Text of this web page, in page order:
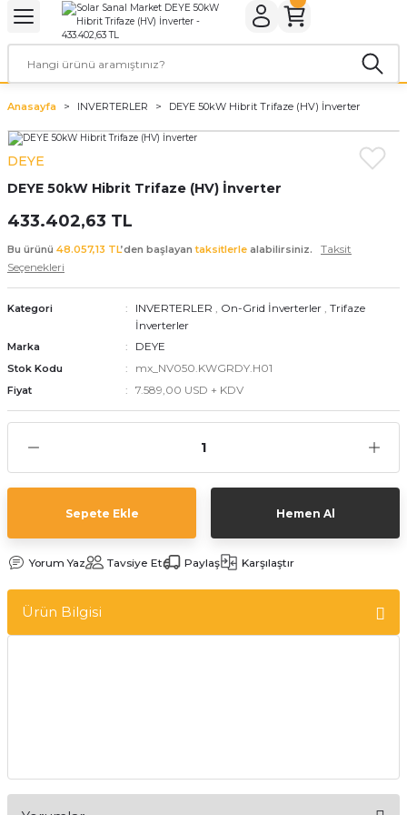
Geri Dön
Geri Dön
CİHAZLARI
Cihazları
Geri Dön
Geri Dön
Geri Dön
Geri Dön
Paketleri
Paketler
Anasayfa INVERTERLER DEYE 50kW Hibrit Trifaze (HV) İnverter
DEYE
DEYE 50kW Hibrit Trifaze (HV) İnverter
433.402,63 TL
Bu ürünü 48.057,13 TL’den başlayantaksitlerle alabilirsiniz.
Taksit
Seçenekleri
Kategori INVERTERLER , On-Grid İnverterler , Trifaze
İnverterler
Marka DEYE
Stok Kodu mx_NV050.KWGRDY.H01
Fiyat 7.589,00 USD + KDV
Sepete Ekle Hemen Al
Yorum Yaz Tavsiye Et Paylaş Karşılaştır
Ürün Bilgisi